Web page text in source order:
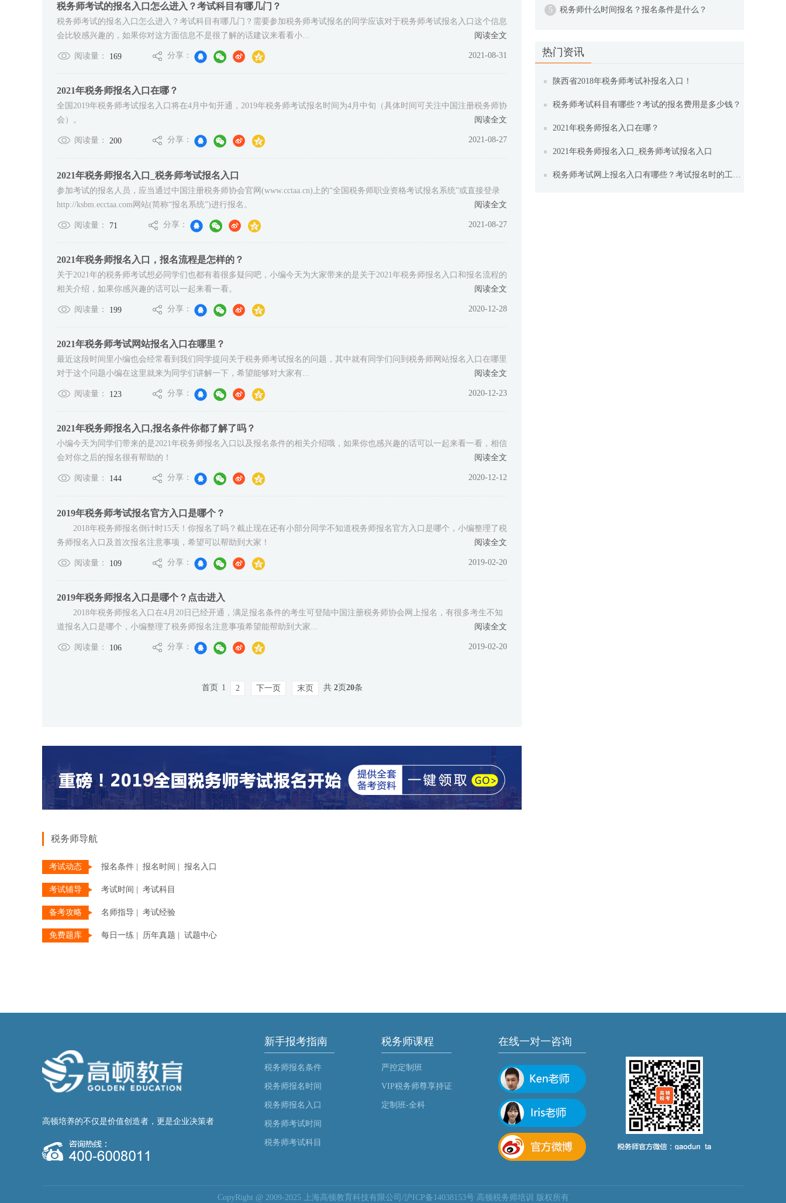
税务师考试的报名入口怎么进入？考试科目有哪几门？
税务师考试的报名入口怎么进入？考试科目有哪几门？需要参加税务师考试报名的同学应该对于税务师考试报名入口这个信息
会比较感兴趣的，如果你对这方面信息不是很了解的话建议来看看小...
阅读全文
阅读量： 169 分享： 2021-08-31
2021年税务师报名入口在哪？
全国2019年税务师考试报名入口将在4月中旬开通，2019年税务师考试报名时间为4月中旬（具体时间可关注中国注册税务师协
会）。
阅读全文
阅读量： 200 分享： 2021-08-27
2021年税务师报名入口_税务师考试报名入口
参加考试的报名人员，应当通过中国注册税务师协会官网(www.cctaa.cn)上的“全国税务师职业资格考试报名系统”或直接登录
http://ksbm.ecctaa.com网站(简称“报名系统”)进行报名。
阅读全文
阅读量： 71 分享： 2021-08-27
2021年税务师报名入口，报名流程是怎样的？
关于2021年的税务师考试想必同学们也都有着很多疑问吧，小编今天为大家带来的是关于2021年税务师报名入口和报名流程的
相关介绍，如果你感兴趣的话可以一起来看一看。
阅读全文
阅读量： 199 分享： 2020-12-28
2021年税务师考试网站报名入口在哪里？
最近这段时间里小编也会经常看到我们同学提问关于税务师考试报名的问题，其中就有同学们问到税务师网站报名入口在哪里
对于这个问题小编在这里就来为同学们讲解一下，希望能够对大家有...
阅读全文
阅读量： 123 分享： 2020-12-23
2021年税务师报名入口,报名条件你都了解了吗？
小编今天为同学们带来的是2021年税务师报名入口以及报名条件的相关介绍哦，如果你也感兴趣的话可以一起来看一看，相信
会对你之后的报名很有帮助的！
阅读全文
阅读量： 144 分享： 2020-12-12
2019年税务师考试报名官方入口是哪个？
2018年税务师报名倒计时15天！你报名了吗？截止现在还有小部分同学不知道税务师报名官方入口是哪个，小编整理了税
务师报名入口及首次报名注意事项，希望可以帮助到大家！
阅读全文
阅读量： 109 分享： 2019-02-20
2019年税务师报名入口是哪个？点击进入
2018年税务师报名入口在4月20日已经开通，满足报名条件的考生可登陆中国注册税务师协会网上报名，有很多考生不知
道报名入口是哪个，小编整理了税务师报名注意事项希望能帮助到大家...
阅读全文
阅读量： 106 分享： 2019-02-20
首页 1 2 下一页 末页 共 2页20条
税务师导航
考试动态 报名条件 | 报名时间 | 报名入口
考试辅导 考试时间 | 考试科目
备考攻略 名师指导 | 考试经验
免费题库 每日一练 | 历年真题 | 试题中心
5 税务师什么时间报名？报名条件是什么？
热门资讯
陕西省2018年税务师考试补报名入口！
税务师考试科目有哪些？考试的报名费用是多少钱？
2021年税务师报名入口在哪？
2021年税务师报名入口_税务师考试报名入口
税务师考试网上报名入口有哪些？考试报名时的工作年限怎么证明？
高顿培养的不仅是价值创造者，更是企业决策者
新手报考指南
税务师报名条件
税务师报名时间
税务师报名入口
税务师考试时间
税务师考试科目
税务师课程
严控定制班
VIP税务师尊享持证
定制班-全科
在线一对一咨询
CopyRight @ 2009-2025 上海高顿教育科技有限公司/沪ICP备14038153号 高顿税务师培训 版权所有